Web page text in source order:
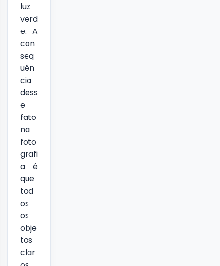
luz
verd
e. A
con
seq
uên
cia
dess
e
fato
na
foto
grafi
a é
que
tod
os
os
obje
tos
clar